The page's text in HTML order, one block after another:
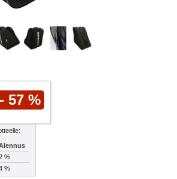
- 57 %
%
%